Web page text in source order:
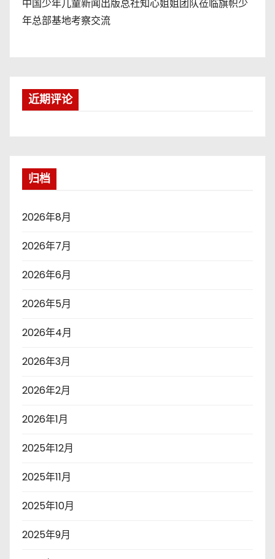
中国少年儿童新闻出版总社知心姐姐团队莅临旗帜少
年总部基地考察交流
近期评论
归档
2026年8月
2026年7月
2026年6月
2026年5月
2026年4月
2026年3月
2026年2月
2026年1月
2025年12月
2025年11月
2025年10月
2025年9月